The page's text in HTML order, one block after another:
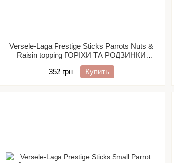
Versele-Laga Prestige Sticks Parrots Nuts &
Raisin topping ГОРІХИ ТА РОДЗИНКИ
ласощі для папуг 2х70г
352 грн
Купить